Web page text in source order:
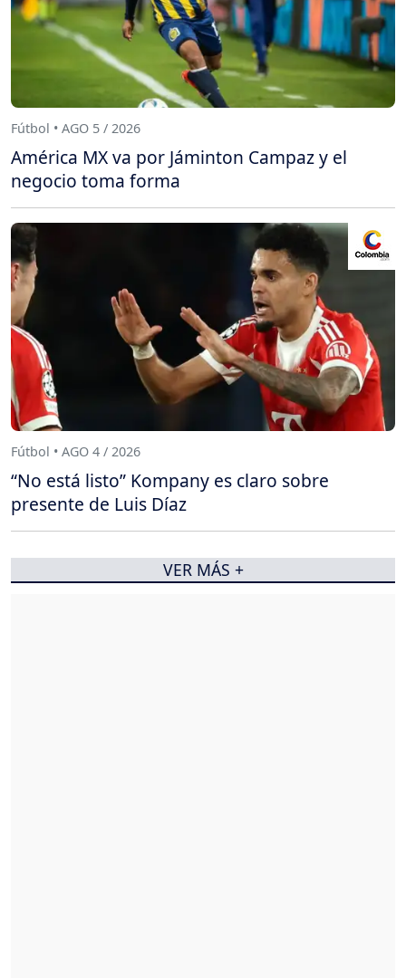
Fútbol • AGO 5 / 2026
América MX va por Jáminton Campaz y el
negocio toma forma
Fútbol • AGO 4 / 2026
“No está listo” Kompany es claro sobre
presente de Luis Díaz
VER MÁS +